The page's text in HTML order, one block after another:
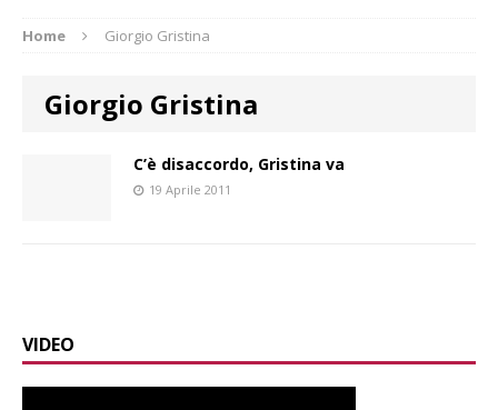
Home Giorgio Gristina
Giorgio Gristina
C’è disaccordo, Gristina va
19 Aprile 2011
VIDEO